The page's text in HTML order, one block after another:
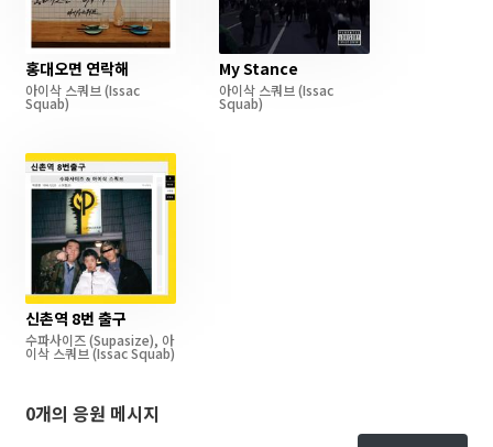
홍대오면 연락해
아이삭 스쿼브 (Issac
Squab)
My Stance
아이삭 스쿼브 (Issac
Squab)
신촌역 8번 출구
수파사이즈(Supasize), 아
이삭 스쿼브(Issac Squab)
0개의 응원 메시지